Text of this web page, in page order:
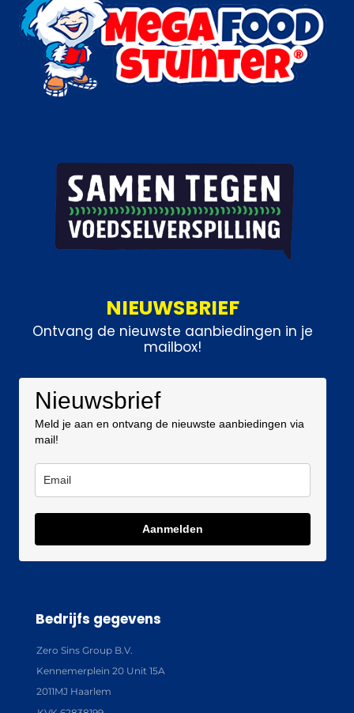
NIEUWSBRIEF
Ontvang de nieuwste aanbiedingen in je
mailbox!
Nieuwsbrief
Meld je aan en ontvang de nieuwste aanbiedingen via
mail!
Aanmelden
Bedrijfs gegevens
Zero Sins Group B.V.
Kennemerplein 20 Unit 15A
2011MJ Haarlem